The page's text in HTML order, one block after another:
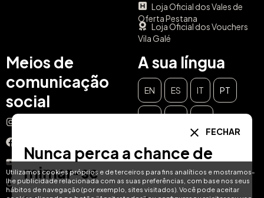
Utilizamos cookies próprios e de terceiros para fins analíticos e mostramos-
lhe publicidade relacionada com as suas preferências, com base nos seus
hábitos de navegação (por exemplo, sites visitados). Você pode aceitar
Loja Oficial dos Vales de
Oferta Pestana
Loja Oficial dos Vouchers
Vila Galé
Meios de
comunicação
social
YouTube
TikTok
A sua língua
EN ES IT PT
DE FR NL
FECHAR
Nunca perca a chance de
mimar-se